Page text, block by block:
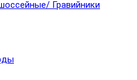
Гравийники